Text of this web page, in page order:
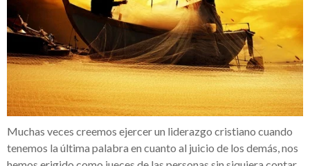
Muchas veces creemos ejercer un liderazgo cristiano cuando
tenemos la última palabra en cuanto al juicio de los demás, nos